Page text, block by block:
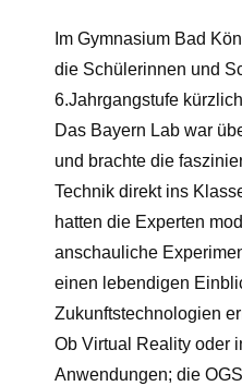
Im Gymnasium Bad
die Schülerinnen und
6.Jahrgangstufe
Das Bayern Lab war
und brachte die
Technik direkt ins
hatten die Experten
anschauliche
einen lebendigen
Zukunftstechnologien
Ob Virtual Reality oder
Anwendungen; die